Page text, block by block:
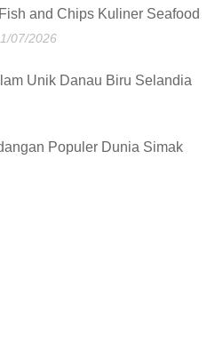
and Chips Kuliner Seafood
07/2026
Unik Danau Biru Selandia
Populer Dunia Simak